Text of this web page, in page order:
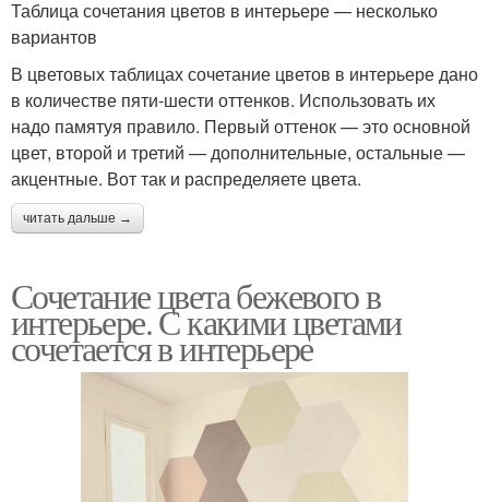
Таблица сочетания цветов в интерьере — несколько
вариантов
В цветовых таблицах сочетание цветов в интерьере дано
в количестве пяти-шести оттенков. Использовать их
надо памятуя правило. Первый оттенок — это основной
цвет, второй и третий — дополнительные, остальные —
акцентные. Вот так и распределяете цвета.
читать дальше →
Сочетание цвета бежевого в
интерьере. С какими цветами
сочетается в интерьере